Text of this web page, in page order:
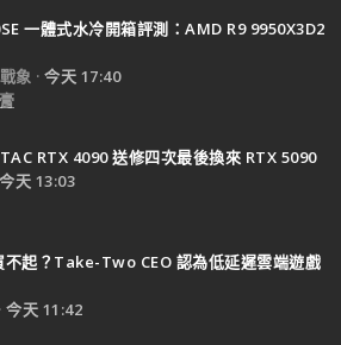
一體式水冷開箱評測：AMD R9 9950X3D2
象
今天 17:40
RTX 4090 送修四次最後換來 RTX 5090
今天 13:03
不起？Take-Two CEO 認為低延遲雲端遊戲
今天 11:42